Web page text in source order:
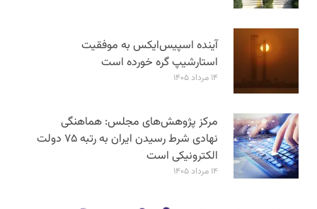
آینده اسپیس‌ایکس به موفقیت
استارشیپ گره خورده است
۱۴ مرداد ۱۴۰۵
مرکز پژوهش‌های مجلس: هماهنگی
نهادی شرط رسیدن ایران به رتبه ۷۵ دولت
الکترونیکی است
۱۴ مرداد ۱۴۰۵